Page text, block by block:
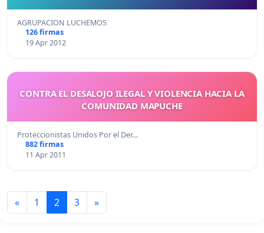
AGRUPACION LUCHEMOS
126 firmas
19 Apr 2012
CONTRA EL DESALOJO ILEGAL Y VIOLENCIA HACIA LA
COMUNIDAD MAPUCHE
Proteccionistas Unidos Por el Der…
882 firmas
11 Apr 2011
« 1 2 3 »